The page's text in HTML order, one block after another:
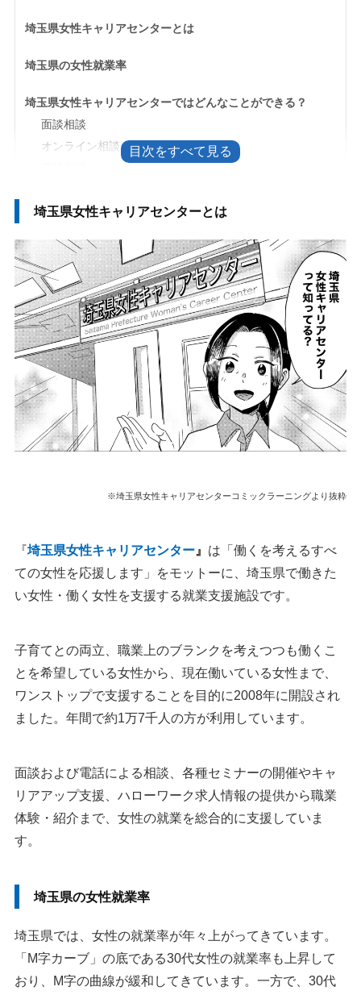
埼玉県女性キャリアセンターとは
埼玉県の女性就業率
埼玉県女性キャリアセンターではどんなことができる？
面談相談
オンライン相談
業務体験
どんな人が施設を利用していますか？
今後の構想（取り組み強化ポイント）
埼玉県女性キャリアセンターの施設概要
まとめ
執筆者・監修者のmotoについて
埼玉県女性キャリアセンターとは
※埼玉県女性キャリアセンターコミックラーニングより抜粋
『埼玉県女性キャリアセンター 』 は「働くを考えるすべ
ての女性を応援します」をモットーに、埼玉県で働きた
い女性・働く女性を支援する就業支援施設です。
子育てとの両立、職業上のブランクを考えつつも働くこ
とを希望している女性から、現在働いている女性まで、
ワンストップで支援することを目的に2008年に開設され
ました。年間で約1万7千人の方が利用しています。
面談および電話による相談、各種セミナーの開催やキャ
リアアップ支援、ハローワーク求人情報の提供から職業
体験・紹介まで、女性の就業を総合的に支援していま
す。
埼玉県の女性就業率
埼玉県では、女性の就業率が年々上がってきています。
「M字カーブ」の底である30代女性の就業率も上昇して
おり、M字の曲線が緩和してきています。一方で、30代